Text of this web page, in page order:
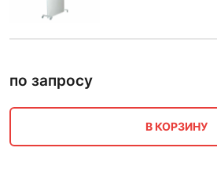
по запросу
В КОРЗИНУ